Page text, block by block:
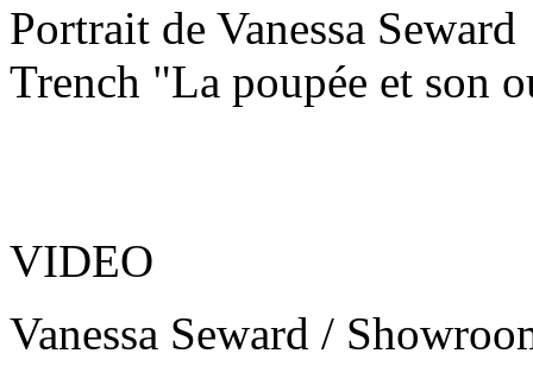
Portrait de Vanessa Seward
Trench "La poupée et son
VIDEO
Vanessa Seward /